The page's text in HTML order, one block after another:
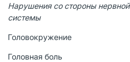
Нарушения со стороны нервной
системы
Головокружение
Головная боль